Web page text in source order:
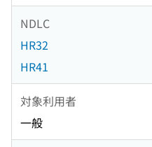
NDLC
HR32
HR41
対象利用者
一般